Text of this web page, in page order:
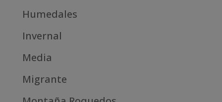
Humedales
Invernal
Media
Migrante